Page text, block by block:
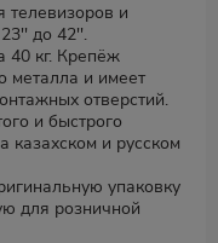
телевизоров и
до 42''.
40 кг. Крепёж
металла и имеет
отверстий.
и быстрого
казахском и русском
упаковку
для розничной